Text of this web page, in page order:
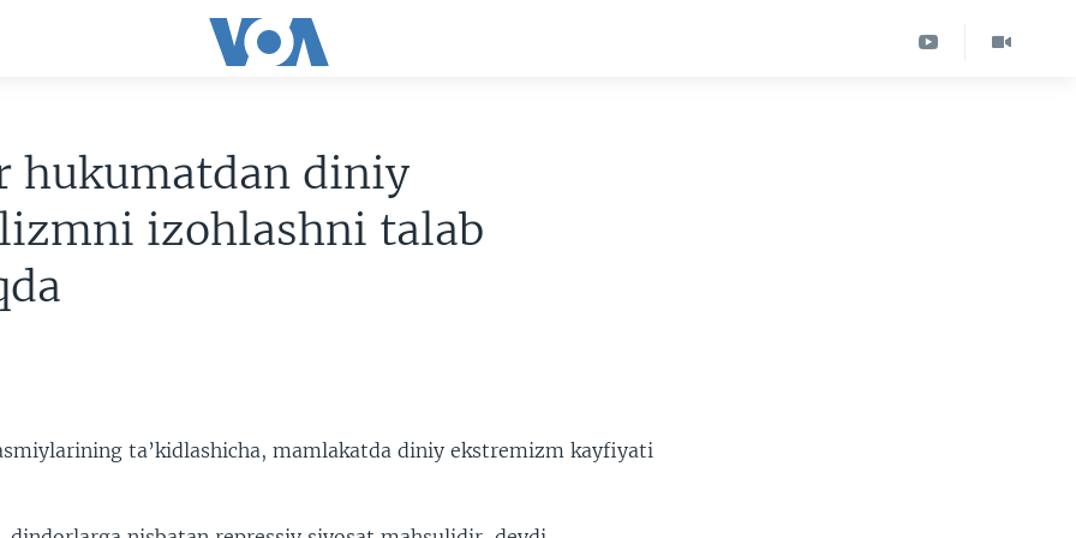
hukumatdan diniy
izohlashni talab
ta’kidlashicha, mamlakatda diniy ekstremizm kayfiyati